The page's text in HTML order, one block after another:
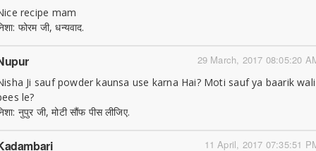
recipe mam
फोरम जी, धन्यवाद.
29 March, 2017 08:05:20
Ji sauf powder kaunsa use karna Hai? Moti sauf ya baarik wali
le?
नुपुर जी, मोटी सौंफ पीस लीजिए.
11 April, 2017 07:35:51